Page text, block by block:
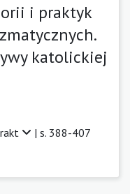
i praktyk
katolickiej
| s. 388-407